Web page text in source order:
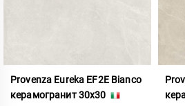
Provenza Eureka EF2E Bianco
керамогранит 30x30